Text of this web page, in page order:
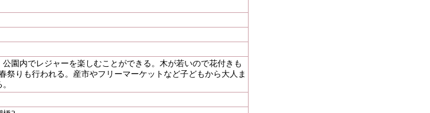
園内でレジャーを楽しむことができる。木が若いので花付きも
祭りも行われる。産市やフリーマーケットなど子どもから大人ま